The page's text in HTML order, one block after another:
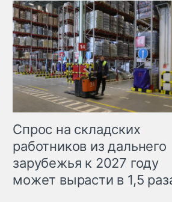
Спрос на складских
работников из дальнего
зарубежья к 2027 году
может вырасти в 1,5